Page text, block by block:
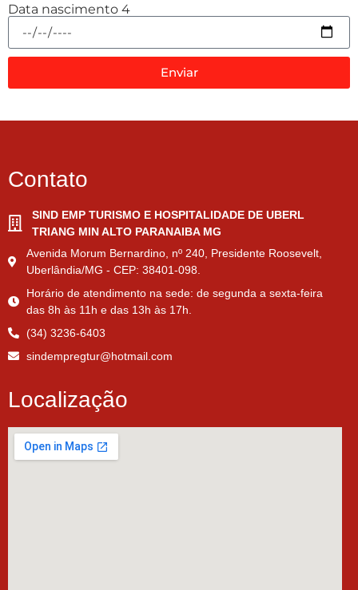
Data nascimento 4
Enviar
Contato
SIND EMP TURISMO E HOSPITALIDADE DE UBERL
TRIANG MIN ALTO PARANAIBA MG
Avenida Morum Bernardino, nº 240, Presidente Roosevelt,
Uberlândia/MG - CEP: 38401-098.
Horário de atendimento na sede: de segunda a sexta-feira
das 8h às 11h e das 13h às 17h.
(34) 3236-6403
sindempregtur@hotmail.com
Localização